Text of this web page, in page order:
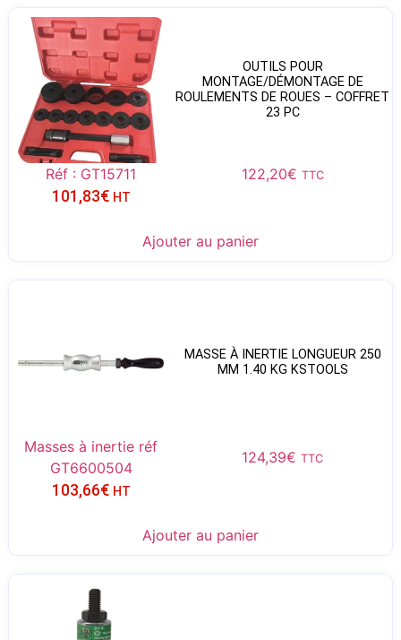
OUTILS POUR
MONTAGE/DÉMONTAGE DE
ROULEMENTS DE ROUES – COFFRET
23 PC
Réf : GT15711 122,20€ TTC
101,83€ HT
Ajouter au panier
MASSE À INERTIE LONGUEUR 250
MM 1.40 KG KSTOOLS
Masses à inertie réf
GT6600504
124,39€ TTC
103,66€ HT
Ajouter au panier